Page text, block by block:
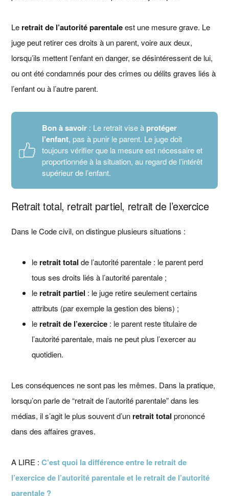
Le retrait de l’autorité parentaleest une mesure grave. Le
juge peut retirer ces droits à un parent, voire aux deux,
lorsqu’ils mettent l’enfant en danger, se désintéressent de lui,
ou ont été condamnés pour des crimes ou délits graves liés à
l’enfant ou à l’autre parent.
Bon à savoir : Le retrait vise à protéger
l’enfant, pas à punir le parent. Le juge doit
toujours vérifier que la mesure est nécessaire et
proportionnée à la situation, au regard de l’intérêt
supérieur de l’enfant.
Retrait total, retrait partiel, retrait de l’exercice
Dans le Code civil, on distingue plusieurs situations :
le retrait total de l’autorité parentale : le parent perd
tous ses droits liés à l’autorité parentale ;
le retrait partiel : le juge retire seulement certains
attributs (par exemple la gestion des biens) ;
le retrait de l’exercice : le parent reste titulaire de
l’autorité parentale, mais ne peut plus l’exercer au
quotidien.
Les conséquences ne sont pas les mêmes. Dans la pratique,
lorsqu’on parle de “retrait de l’autorité parentale” dans les
médias, il s’agit le plus souvent d’un retrait total prononcé
dans des affaires graves.
A LIRE :C’est quoi la différence entre le retrait de
l’exercice de l’autorité parentale et le retrait de l’autorité
parentale ?